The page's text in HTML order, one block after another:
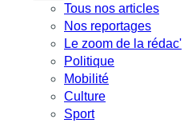
Tous nos articles
Nos reportages
Le zoom de la rédac'
Politique
Mobilité
Culture
Sport